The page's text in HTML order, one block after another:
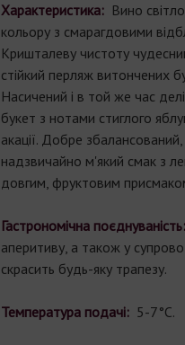
Характеристика: Вино
кольору з смарагдовими
Кришталеву чистоту
стійкий перляж витончених
Насичений і в той же час
букет з нотами стиглого
акації. Добре збалансований,
надзвичайно м'який смак з
довгим, фруктовим
Гастрономічна поєднуваність:
аперитиву, а також у
скрасить будь-яку трапезу.
Температура подачі: 5-7°С.